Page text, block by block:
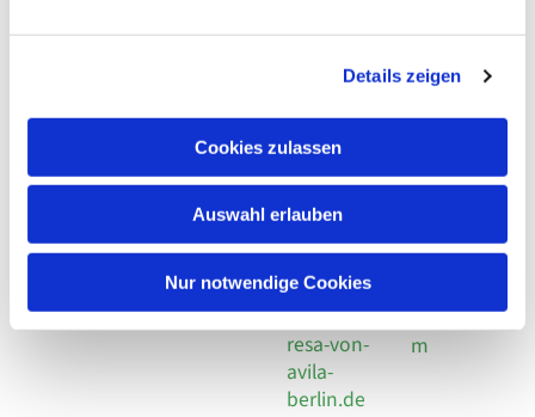
Details zeigen
Cookies zulassen
Auswahl erlauben
Nur notwendige Cookies
Adresse
Kirchengemeinde Pfarrei
Hl. Theresa von Avila Berlin
Leitender Pfarrer - Norbert
Behaimstr. 39
Kont
Telefon
+49 30
924 64 28
Fax +49
30 924 54
18
E-Mail
info@the
resa-von-
avila-
berlin.de
Links
Datensch
utz
Social
Impressu
m